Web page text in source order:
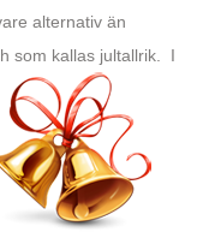
alternativ än
som kallas jultallrik. I